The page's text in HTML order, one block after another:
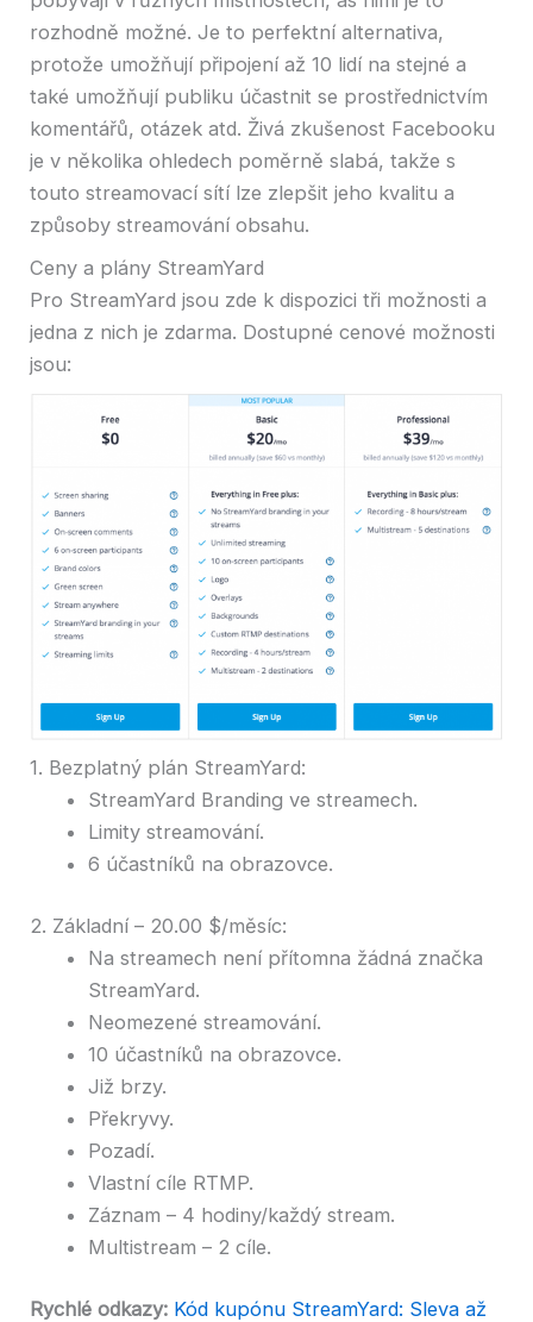
rozhodně možné. Je to perfektní alternativa,
protože umožňují připojení až 10 lidí na stejné a
také umožňují publiku účastnit se prostřednictvím
komentářů, otázek atd. Živá zkušenost Facebooku
je v několika ohledech poměrně slabá, takže s
touto streamovací sítí lze zlepšit jeho kvalitu a
způsoby streamování obsahu.
Ceny a plány StreamYard
Pro StreamYard jsou zde k dispozici tři možnosti a
jedna z nich je zdarma. Dostupné cenové možnosti
jsou:
1. Bezplatný plán StreamYard:
StreamYard Branding ve streamech.
Limity streamování.
6 účastníků na obrazovce.
2. Základní – 20.00 $/měsíc:
Na streamech není přítomna žádná značka
StreamYard.
Neomezené streamování.
10 účastníků na obrazovce.
Již brzy.
Překryvy.
Pozadí.
Vlastní cíle RTMP.
Záznam – 4 hodiny/každý stream.
Multistream – 2 cíle.
Rychlé odkazy: Kód kupónu StreamYard: Sleva až